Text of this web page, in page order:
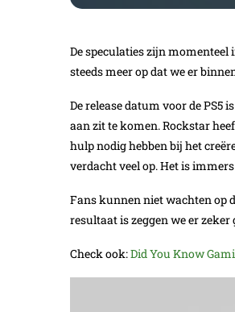
De speculaties zijn momenteel
steeds meer op dat we er
De release datum voor de PS5
aan zit te komen. Rockstar
hulp nodig hebben bij het
verdacht veel op. Het is
Fans kunnen niet wachten op
resultaat is zeggen we er
Check ook:Did You Know